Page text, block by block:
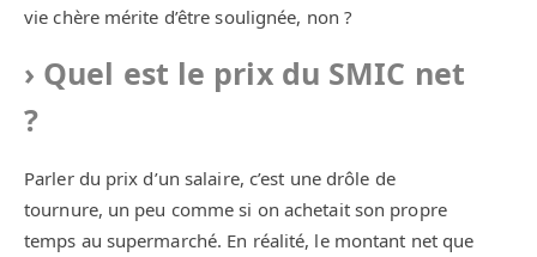
vie chère mérite d’être soulignée, non ?
Quel est le prix du SMIC net
?
Parler du prix d’un salaire, c’est une drôle de
tournure, un peu comme si on achetait son propre
temps au supermarché. En réalité, le montant net que